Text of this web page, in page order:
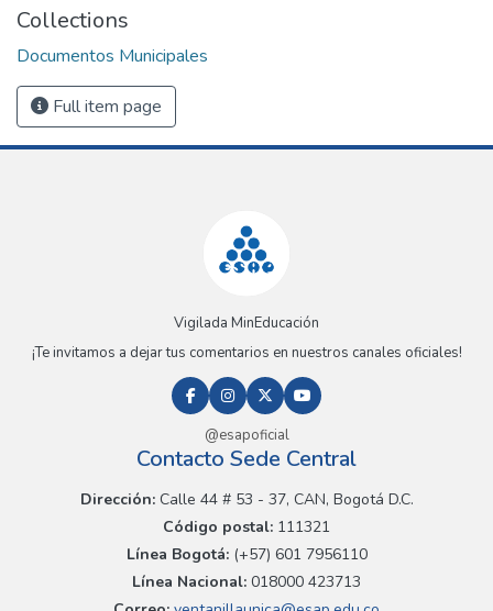
Collections
Documentos Municipales
Full item page
Vigilada MinEducación
¡Te invitamos a dejar tus comentarios en nuestros canales oficiales!
@esapoficial
Contacto Sede Central
Dirección:Calle 44 # 53 - 37, CAN, Bogotá D.C.
Código postal: 111321
Línea Bogotá:(+57) 601 7956110
Línea Nacional: 018000 423713